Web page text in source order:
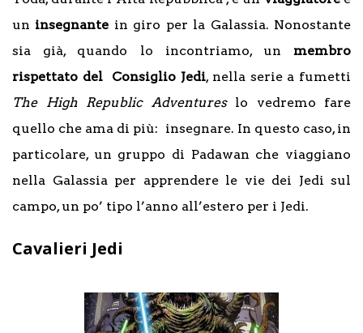
un insegnante in giro per la Galassia. Nonostante
sia già, quando lo incontriamo, un membro
rispettato del Consiglio Jedi, nella serie a fumetti
The High Republic Adventureslo vedremo fare
quello che ama di più: insegnare. In questo caso, in
particolare, un gruppo di Padawan che viaggiano
nella Galassia per apprendere le vie dei Jedi sul
campo, un po’ tipo l’anno all’estero per i Jedi.
Cavalieri Jedi